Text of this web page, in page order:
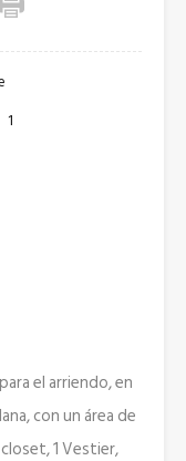
1
el arriendo, en
con un área de
1 Vestier,